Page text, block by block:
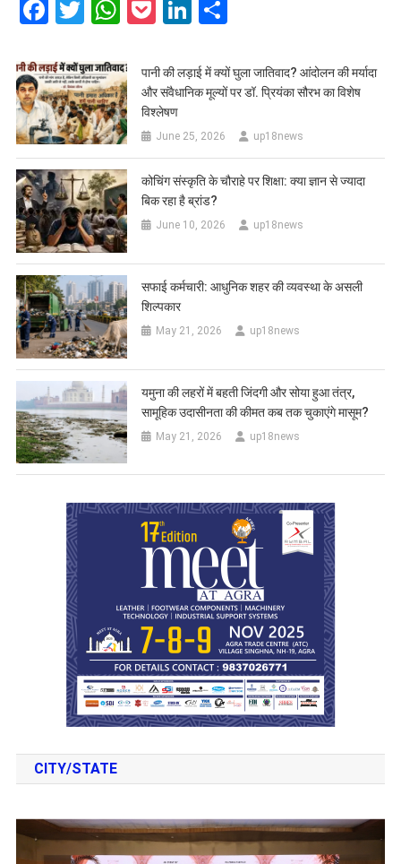
Facebook
Twitter
WhatsApp
PocketLinkedIn
पानी की लड़ाई में क्यों घुला जातिवाद? आंदोलन की मर्यादा
और संवैधानिक मूल्यों पर डॉ. प्रियंका सौरभ का विशेष
विश्लेषण
June 25, 2026 up18news
कोचिंग संस्कृति के चौराहे पर शिक्षा: क्या ज्ञान से ज्यादा
बिक रहा है ब्रांड?
June 10, 2026 up18news
सफाई कर्मचारी: आधुनिक शहर की व्यवस्था के असली
शिल्पकार
May 21, 2026 up18news
यमुना की लहरों में बहती जिंदगी और सोया हुआ तंत्र,
सामूहिक उदासीनता की कीमत कब तक चुकाएंगे मासूम?
May 21, 2026 up18news
CITY/STATE